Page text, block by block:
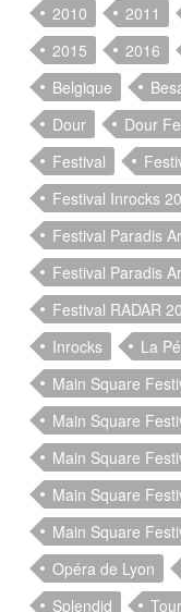
2010 2011
2015
2016
Belgique
Dour
Dour
Festival
Festival Inrocks
Festival Paradis
Festival Paradis
Festival RADAR
Inrocks
La
Main Square
Main Square
Main Square
Main Square
Main Square
Opéra de Lyon
Splendid